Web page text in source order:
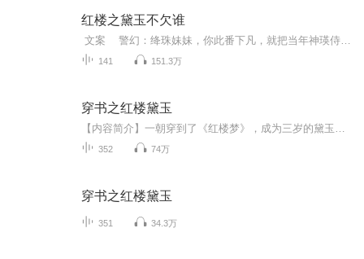
红楼之黛玉不欠谁
141 151.3万
穿书之红楼黛玉
352 74万
穿书之红楼黛玉
351 34.3万